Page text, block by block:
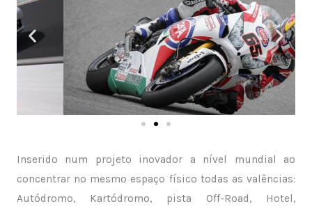
Inserido num projeto inovador a nível mundial ao
concentrar no mesmo espaço físico todas as valências:
Autódromo, Kartódromo, pista Off-Road, Hotel,